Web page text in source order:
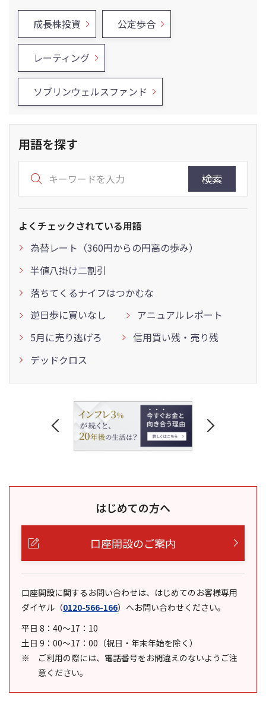
成長株投資 公定歩合
レーティング
ソブリンウェルスファンド
用語を探す
検索
よくチェックされている用語
為替レート（360円からの円高の歩み）
半値八掛け二割引
落ちてくるナイフはつかむな
逆日歩に買いなし
アニュアルレポート
5月に売り逃げろ
信用買い残・売り残
デッドクロス
はじめての方へ
口座開設のご案内
口座開設に関するお問い合わせは、はじめてのお客様専用
ダイヤル （0120-566-166） へお問い合わせください。
平日 8：40～17：10
土日 9：00～17：00（祝日・年末年始を除く）
ご利用の際には、電話番号をお間違えのないようご注
意ください。